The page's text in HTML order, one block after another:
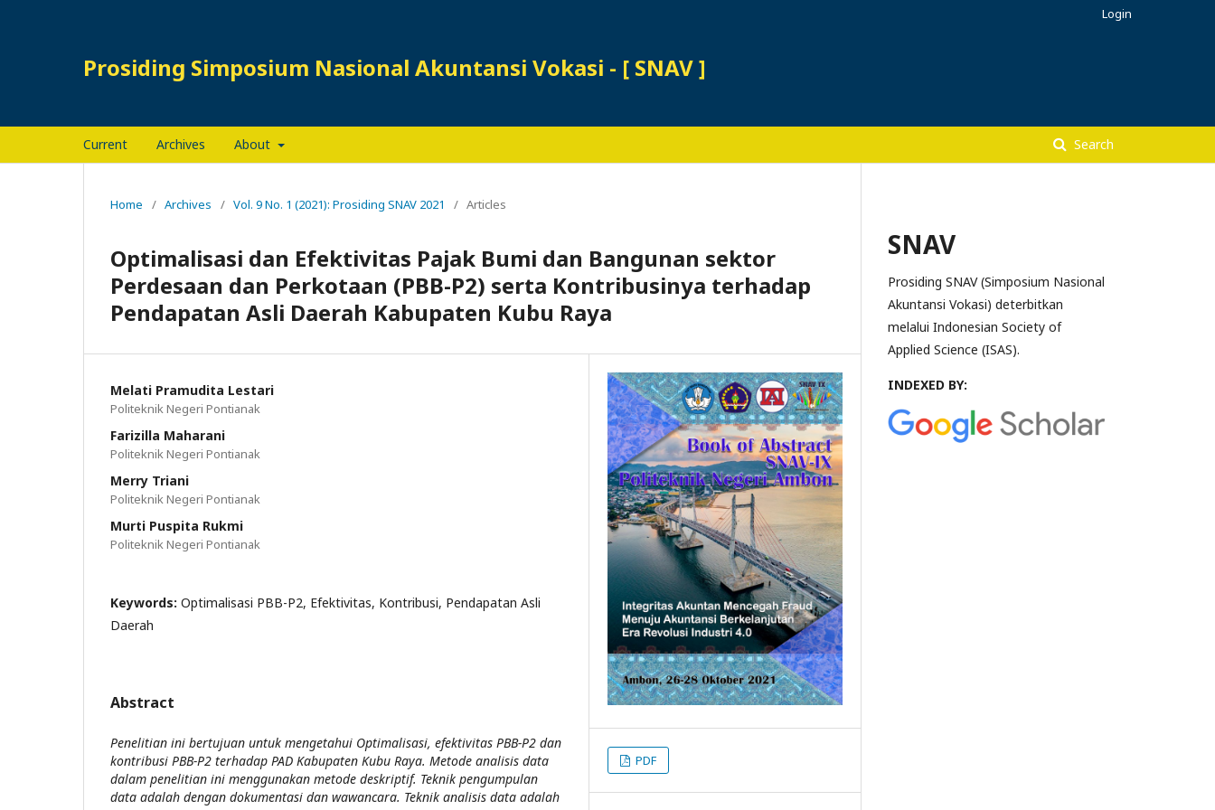
Prosiding Simposium Nasional Akuntansi Vokasi - [ SNAV ]
Current Archives About Search
Login
Home / Archives / Vol. 9 No. 1 (2021): Prosiding SNAV 2021 / Articles
Optimalisasi dan Efektivitas Pajak Bumi dan Bangunan sektor
Perdesaan dan Perkotaan (PBB-P2) serta Kontribusinya terhadap
Pendapatan Asli Daerah Kabupaten Kubu Raya
Melati Pramudita Lestari
Politeknik Negeri Pontianak
Farizilla Maharani
Politeknik Negeri Pontianak
Merry Triani
Politeknik Negeri Pontianak
Murti Puspita Rukmi
Politeknik Negeri Pontianak
Keywords: Optimalisasi PBB-P2, Efektivitas, Kontribusi, Pendapatan Asli
Daerah
Abstract
Penelitian ini bertujuan untuk mengetahui Optimalisasi, efektivitas PBB-P2 dan
kontribusi PBB-P2 terhadap PAD Kabupaten Kubu Raya. Metode analisis data
dalam penelitian ini menggunakan metode deskriptif. Teknik pengumpulan
data adalah dengan dokumentasi dan wawancara. Teknik analisis data adalah
PDF
SNAV
Prosiding SNAV (Simposium Nasional
Akuntansi Vokasi) deterbitkan
melalui Indonesian Society of
Applied Science (ISAS).
INDEXED BY: